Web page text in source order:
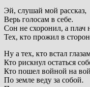
Эй, слушай мой рассказ,
Верь голосам в себе.
Сон не схоронил, а плач
Тех, кто прожил в
Ну а тех, кто встал
Кто рискнул остаться
Кто пошел войной на
По земле веду за собой.